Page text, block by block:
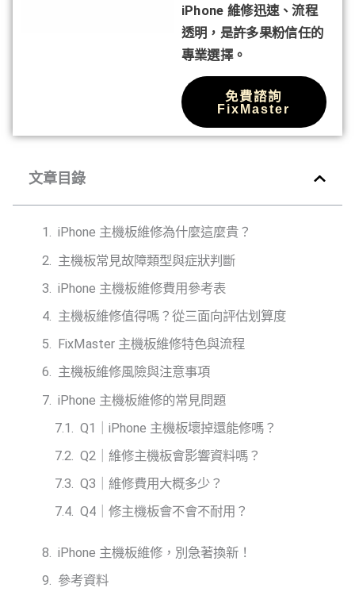
iPhone 維修迅速、流程
透明，是許多果粉信任的
專業選擇。
免費諮詢
FixMaster
文章目錄
iPhone 主機板維修為什麼這麼貴？
主機板常見故障類型與症狀判斷
iPhone 主機板維修費用參考表
主機板維修值得嗎？從三面向評估划算度
FixMaster 主機板維修特色與流程
主機板維修風險與注意事項
iPhone 主機板維修的常見問題
Q1｜iPhone 主機板壞掉還能修嗎？
Q2｜維修主機板會影響資料嗎？
Q3｜維修費用大概多少？
Q4｜修主機板會不會不耐用？
iPhone 主機板維修，別急著換新！
參考資料